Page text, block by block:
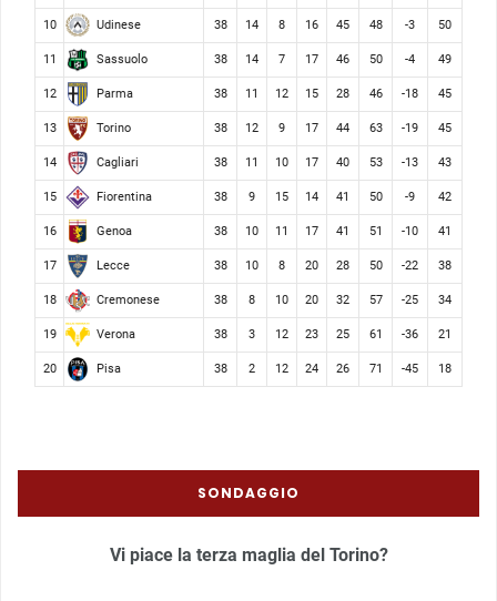
10 Udinese 38 14 8 16 45 48 -3 50
11 Sassuolo 38 14 7 17 46 50 -4 49
12 Parma 38 11 12 15 28 46 -18 45
13 Torino 38 12 9 17 44 63 -19 45
14 Cagliari 38 11 10 17 40 53 -13 43
15 Fiorentina 38 9 15 14 41 50 -9 42
16 Genoa 38 10 11 17 41 51 -10 41
17 Lecce 38 10 8 20 28 50 -22 38
18 Cremonese 38 8 10 20 32 57 -25 34
19 Verona 38 3 12 23 25 61 -36 21
20 Pisa 38 2 12 24 26 71 -45 18
SONDAGGIO
Vi piace la terza maglia del Torino?